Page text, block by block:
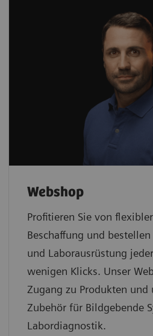
Webshop
Profitieren Sie von
Beschaffung und bestellen
und Laborausrüstung
wenigen Klicks. Unser
Zugang zu Produkten und
Zubehör für Bildgebende
Labordiagnostik.